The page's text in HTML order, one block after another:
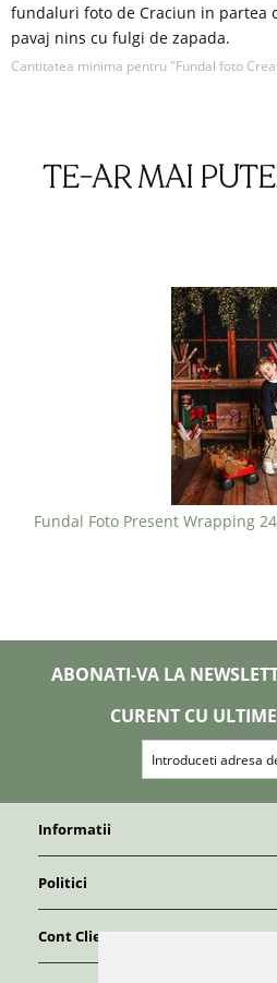
fundaluri foto de Craciun in partea
pavaj nins cu fulgi de zapada.
Cantitatea minima pentru "Fundal foto
TE-AR MAI
ABONATI-VA LA
CURENT CU
Informatii
Politici
Cont Client